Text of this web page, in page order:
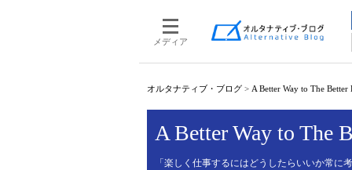
メディア
オルタナティブ・ブログ > A Better Way to The Better
A Better Way to The
「楽しく仕事するにはどうしたらいいか常に